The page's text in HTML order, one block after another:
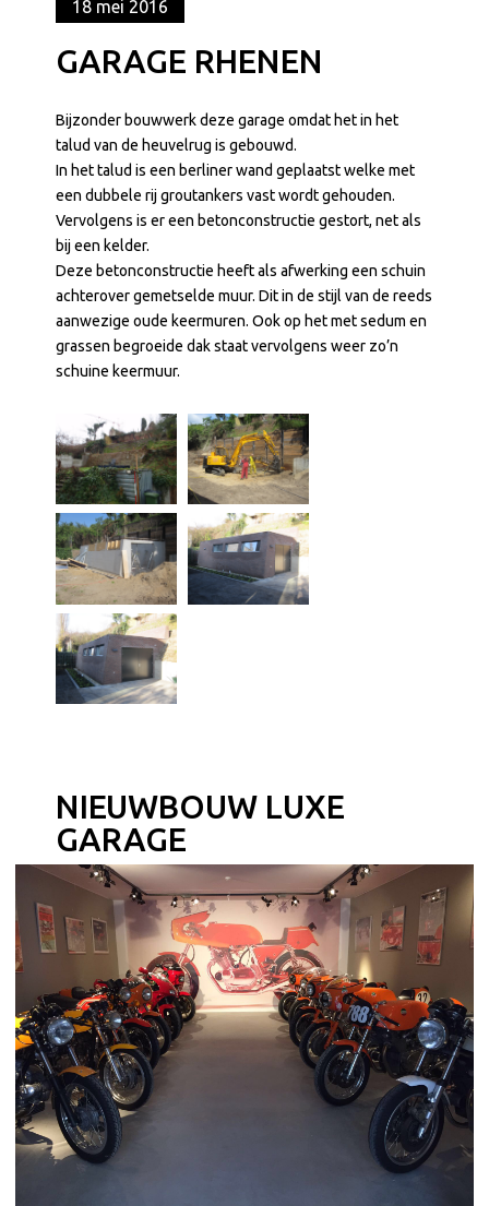
18 mei 2016
GARAGE RHENEN
Bijzonder bouwwerk deze garage omdat het in het
talud van de heuvelrug is gebouwd.
In het talud is een berliner wand geplaatst welke met
een dubbele rij groutankers vast wordt gehouden.
Vervolgens is er een betonconstructie gestort, net als
bij een kelder.
Deze betonconstructie heeft als afwerking een schuin
achterover gemetselde muur. Dit in de stijl van de reeds
aanwezige oude keermuren. Ook op het met sedum en
grassen begroeide dak staat vervolgens weer zo’n
schuine keermuur.
NIEUWBOUW LUXE
GARAGE